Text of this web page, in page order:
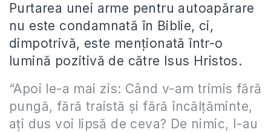
Purtarea unei arme pentru autoapărare
nu este condamnată în Biblie, ci,
dimpotrivă, este menționată într-o
lumină pozitivă de către Isus Hristos.
“Apoi le-a mai zis: Când v-am trimis fără
pungă, fără traistă și fără încălțăminte,
ați dus voi lipsă de ceva? De nimic, I-au